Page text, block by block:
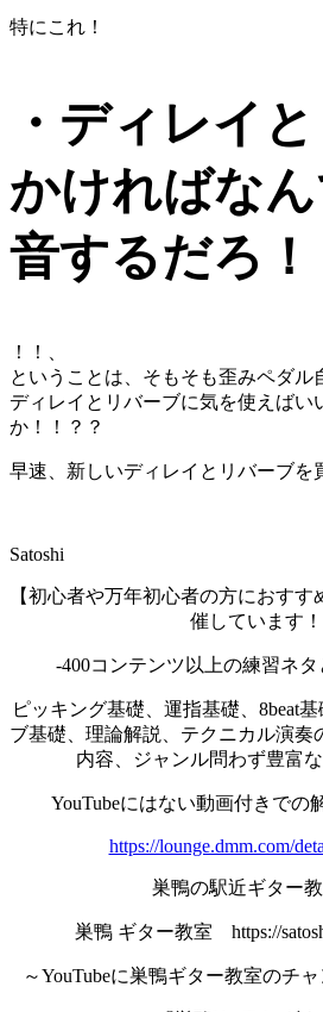
特にこれ！
・ディレイ
かければな
音するだろ！
！！、
ということは、そもそも歪みペダル
ディレイとリバーブに気を使えばい
か！！？？
早速、新しいディレイとリバーブを
Satoshi
【初心者や万年初心者の方におす
催しています！
-400コンテンツ以上の練習ネ
ピッキング基礎、運指基礎、8beat基
ブ基礎、理論解説、テクニカル演奏
内容、ジャンル問わず豊富
YouTubeにはない動画付きでの
https://lounge.dmm.com/
巣鴨の駅近ギター
巣鴨 ギター教室 https://
～YouTubeに巣鴨ギター教室のチ